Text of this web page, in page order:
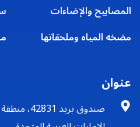
المصابيح والإضاءات
مضخه المياه وملحقاتها
عنوان
صندوق بريد